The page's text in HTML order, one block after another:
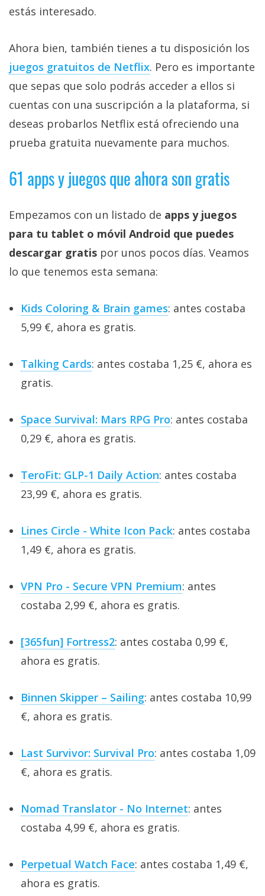
estás interesado.
Ahora bien, también tienes a tu disposición los
juegos gratuitos de Netflix‎. Pero es importante
que sepas que solo podrás acceder a ellos si
cuentas con una suscripción a la plataforma, si
deseas probarlos Netflix está ofreciendo una
prueba gratuita nuevamente para muchos.
61 apps y juegos que ahora son gratis
Empezamos con un listado de apps y juegos
para tu tablet o móvil Android que puedes
descargar gratis por unos pocos días. Veamos
lo que tenemos esta semana:
Kids Coloring & Brain games: antes costaba
5,99 €, ahora es gratis.
Talking Cards: antes costaba 1,25 €, ahora es
gratis.
Space Survival: Mars RPG Pro: antes costaba
0,29 €, ahora es gratis.
TeroFit: GLP-1 Daily Action: antes costaba
23,99 €, ahora es gratis.
Lines Circle - White Icon Pack: antes costaba
1,49 €, ahora es gratis.
VPN Pro - Secure VPN Premium: antes
costaba 2,99 €, ahora es gratis.
[365fun] Fortress2: antes costaba 0,99 €,
ahora es gratis.
Binnen Skipper – Sailing: antes costaba 10,99
€, ahora es gratis.
Last Survivor: Survival Pro: antes costaba 1,09
€, ahora es gratis.
Nomad Translator - No Internet: antes
costaba 4,99 €, ahora es gratis.
Perpetual Watch Face: antes costaba 1,49 €,
ahora es gratis.